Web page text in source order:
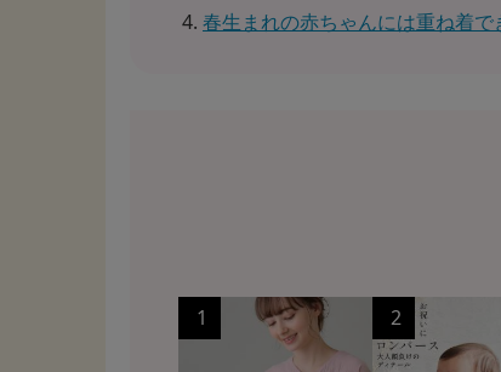
春生まれの赤ちゃんには重ね着で
1 2